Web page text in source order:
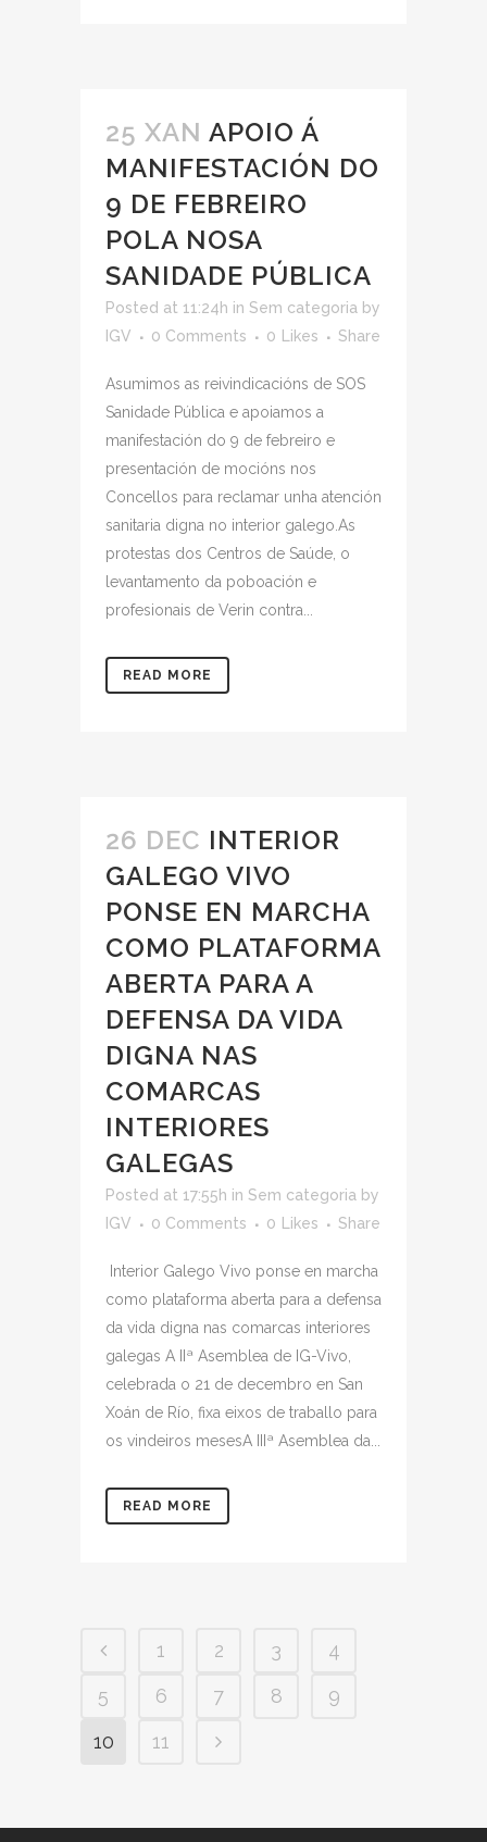
25 XAN APOIO Á
MANIFESTACIÓN DO
9 DE FEBREIRO
POLA NOSA
SANIDADE PÚBLICA
Posted at 11:24h in Sem categoria by
IGV
0 Comments 0 Likes Share
Asumimos as reivindicacións de SOS
Sanidade Pública e apoiamos a
manifestación do 9 de febreiro e
presentación de mocións nos
Concellos para reclamar unha atención
sanitaria digna no interior galego.As
protestas dos Centros de Saúde, o
levantamento da poboación e
profesionais de Verin contra...
READ MORE
26 DEC INTERIOR
GALEGO VIVO
PONSE EN MARCHA
COMO PLATAFORMA
ABERTA PARA A
DEFENSA DA VIDA
DIGNA NAS
COMARCAS
INTERIORES
GALEGAS
Posted at 17:55h in Sem categoria by
IGV
0 Comments 0 Likes Share
Interior Galego Vivo ponse en marcha
como plataforma aberta para a defensa
da vida digna nas comarcas interiores
galegas A IIª Asemblea de IG-Vivo,
celebrada o 21 de decembro en San
Xoán de Río, fixa eixos de traballo para
os vindeiros mesesA IIIª Asemblea da...
READ MORE
1 2 3
4
5
6 7 8
9
10
11